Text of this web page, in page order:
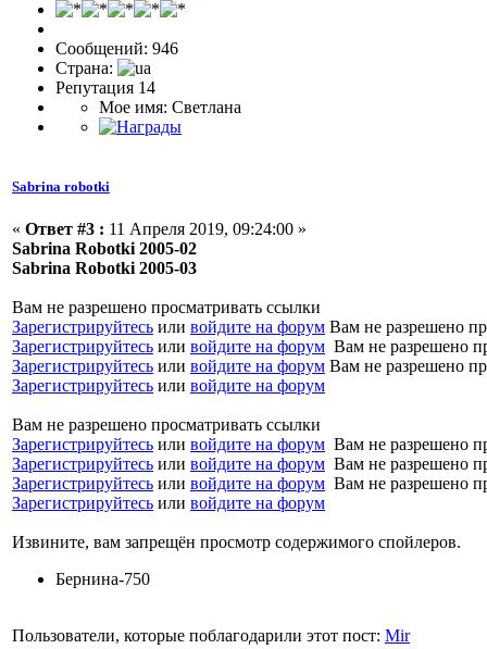
Сообщений: 946
Страна:
Репутация 14
Мое имя: Светлана
Sabrina robotki
« Ответ #3 : 11 Апреля 2019, 09:24:00 »
Sabrina Robotki 2005-02
Sabrina Robotki 2005-03
Вам не разрешено просматривать ссылки
Зарегистрируйтесь или войдите на форум Вам не разрешено
Зарегистрируйтесь или войдите на форум Вам не разрешено
Зарегистрируйтесь или войдите на форум Вам не разрешено
Зарегистрируйтесь или войдите на форум
Вам не разрешено просматривать ссылки
Зарегистрируйтесь или войдите на форум Вам не разрешено
Зарегистрируйтесь или войдите на форум Вам не разрешено
Зарегистрируйтесь или войдите на форум Вам не разрешено
Зарегистрируйтесь или войдите на форум
Извините, вам запрещён просмотр содержимого спойлеров.
Бернина-750
Пользователи, которые поблагодарили этот пост: Mir